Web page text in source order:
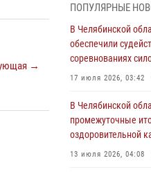
→
В Магнитогорске
задержали
из супермаркета
05 августа 2026, 06:06
На Южном Урале
военно-полевые
04 августа 2026,
ПОПУЛЯРНЫЕ
В Челябинской
обеспечили
соревнованиях
17 июля 2026, 03:42
В Челябинской
промежуточные
оздоровительной
13 июля 2026, 04:08